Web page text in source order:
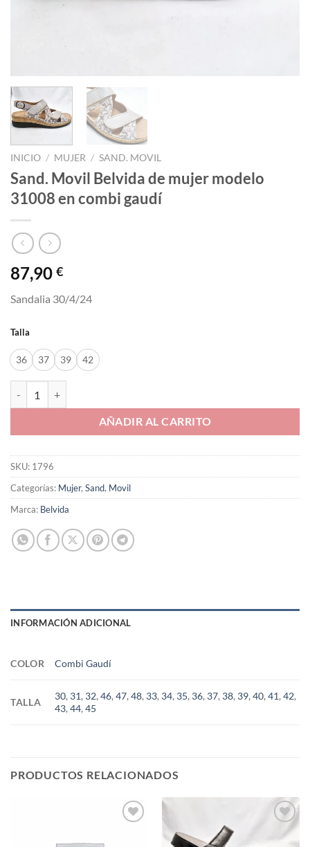
INICIO / MUJER / SAND. MOVIL
Sand. Movil Belvida de mujer modelo
31008 en combi gaudí
87,90 €
Sandalia 30/4/24
Talla
36 37 39 42
AÑADIR AL CARRITO
SKU: 1796
Categorías: Mujer, Sand. Movil
Marca: Belvida
INFORMACIÓN ADICIONAL
COLOR Combi Gaudí
TALLA
30, 31, 32,46,47,48, 33, 34, 35, 36, 37, 38, 39,40,41,42,
43,44,45
PRODUCTOS RELACIONADOS
Add to
wishlist